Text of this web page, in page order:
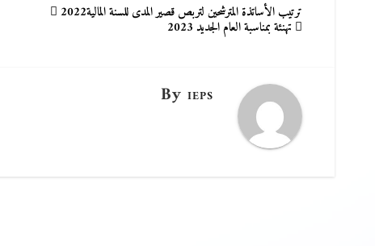
تصفّح
المقالات
ترتيب الأساتذة المترشحين لتربص قصير المدى للسنة المالية2022
تهنئة بمناسبة العام الجديد 2023
By IEPS